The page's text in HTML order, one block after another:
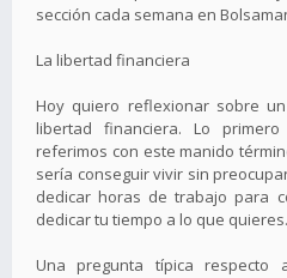
sección cada semana en
La libertad financiera
Hoy quiero reflexionar sobre
libertad financiera. Lo
referimos con este manido
sería conseguir vivir sin
dedicar horas de trabajo para
dedicar tu tiempo a lo que
Una pregunta típica respecto